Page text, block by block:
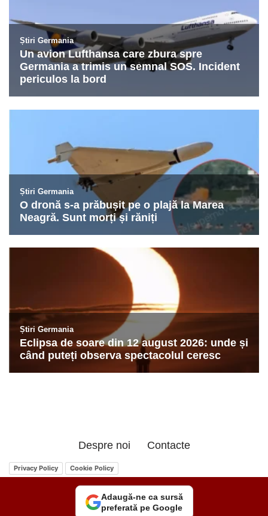
Despre noi Contacte
Privacy Policy Cookie Policy
Adaugă-ne ca sursă
preferată pe Google